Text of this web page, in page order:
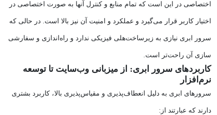
اختصاصی در این است که تمام منابع و کنترل آنها به صورت اختصاصی در
اختیار کاربر قرار می‌گیرد و عملکرد و امنیت آن نیز بالا است. در حالی که
سرور ابری نیازی به زیرساخت‌هلی فیزیکی ندارد و راه‌اندازی و سفارشی
سازی آن راحت‌تر است.
کاربردهای سرور ابری: از میزبانی وب‌سایت تا توسعه
نرم‌افزار
سرورهای ابری به دلیل انعطاف‌پذیری و مقیاس‌پذیری بالا، کاربرد بشتری
دارند که عبارتند از: